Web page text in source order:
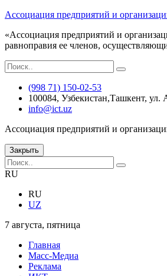
Ассоциация предприятий и
«Ассоциация предприятий и
равноправия ее членов,
(998 71) 150-02-53
100084, Узбекистан,Ташкент, ул.
info@ict.uz
Ассоциация предприятий и
Закрыть
RU
RU
UZ
7 августа, пятница
Главная
Масс-Медиа
Реклама